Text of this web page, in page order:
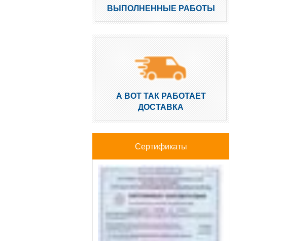
ВЫПОЛНЕННЫЕ РАБОТЫ
А ВОТ ТАК РАБОТАЕТ
ДОСТАВКА
Сертификаты